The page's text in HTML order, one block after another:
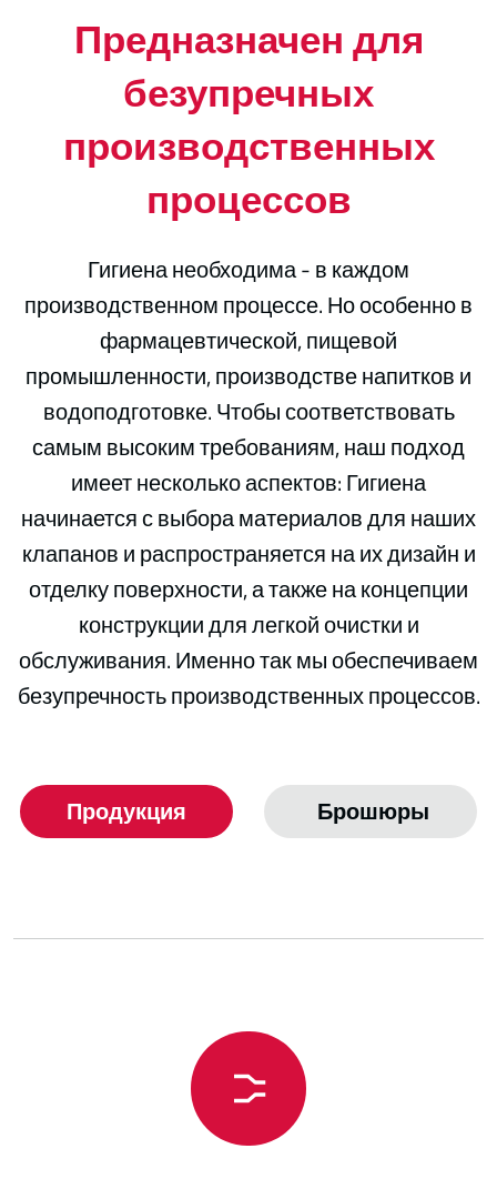
Предназначен для
безупречных
производственных
процессов
Гигиена необходима - в каждом
производственном процессе. Но особенно в
фармацевтической, пищевой
промышленности, производстве напитков и
водоподготовке. Чтобы соответствовать
самым высоким требованиям, наш подход
имеет несколько аспектов: Гигиена
начинается с выбора материалов для наших
клапанов и распространяется на их дизайн и
отделку поверхности, а также на концепции
конструкции для легкой очистки и
обслуживания. Именно так мы обеспечиваем
безупречность производственных процессов.
Продукция Брошюры